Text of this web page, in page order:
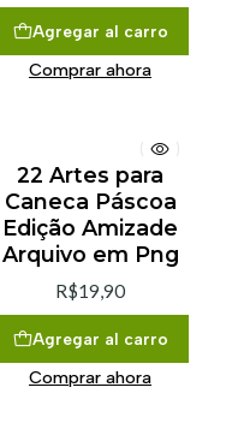
Agregar al carro
Comprar ahora
22 Artes para
Caneca Páscoa
Edição Amizade
Arquivo em Png
R$19,90
Agregar al carro
Comprar ahora